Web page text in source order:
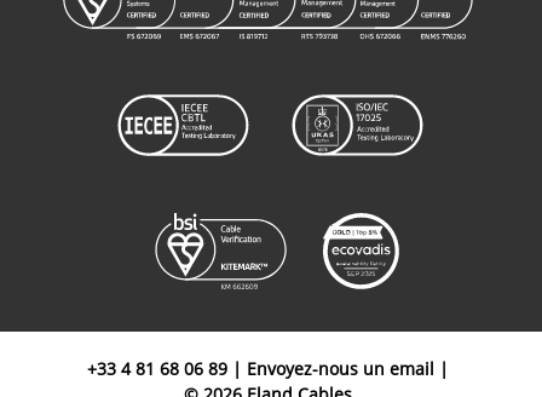
+33 4 81 68 06 89 | Envoyez-nous un email |